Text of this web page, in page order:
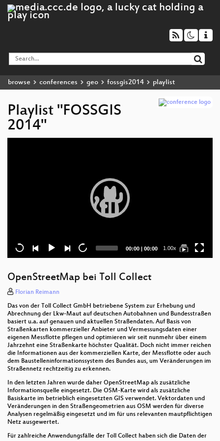
browse conferences geo fossgis2014 playlist
Playlist "FOSSGIS
2014"
Current
00:00 | Total
00:00 1.00x
OpenStreetMap bei Toll Collect
Florian Reimann
Das von der Toll Collect GmbH betriebene System zur Erhebung und
Abrechnung der Lkw-Maut auf deutschen Autobahnen und Bundesstraßen
basiert u.a. auf genauen und aktuellen Straßendaten. Auf Basis von
Straßenkarten kommerzieller Anbieter und Vermessungsdaten einer
eigenen Messflotte pflegen und optimieren wir seit nunmehr über einem
Jahrzehnt eine Straßenkarte höchster Qualität. Doch nicht immer reichen
die Informationen aus der kommerziellen Karte, der Messflotte oder auch
dem Baustelleninformationssystem des Bundes aus, um Veränderungen im
Straßennetz rechtzeitig zu erkennen.
In den letzten Jahren wurde daher OpenStreetMap als zusätzliche
Informationsquelle eingesetzt. Die OSM-Karte wird als zusätzliche
Basiskarte im betrieblich eingesetzten GIS verwendet. Vektordaten und
Veränderungen in den Straßengeometrien aus OSM werden für diverse
Analysen regelmäßig eingesetzt und im für uns relevanten mautpflichtigen
Netz ausgewertet.
Für zahlreiche Anwendungsfälle der Toll Collect haben sich die Daten der